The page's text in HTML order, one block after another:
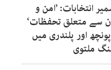
انتخابات: ’امن و
سے متعلق تحفظات‘
اور پلندری میں
ملتوی